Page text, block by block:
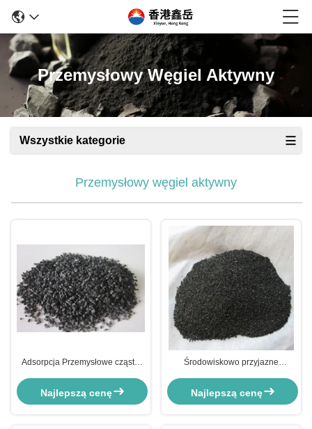
Przemysłowy Węgiel Aktywny
Wszystkie kategorie
Przemysłowy węgiel aktywny
Adsorpcja Przemysłowe cząstki
zanieczyszczeń
Najlepszą cenę
Środowiskowo przyjazne
oczyszczania gleby i wód
podziemnych
Najlepszą cenę